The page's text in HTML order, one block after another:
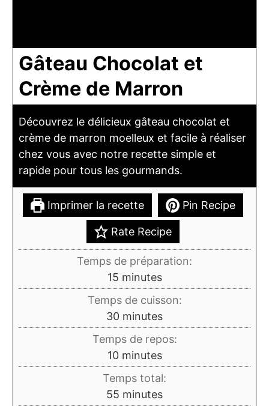
Gâteau Chocolat et
Crème de Marron
Découvrez le délicieux gâteau chocolat et
crème de marron moelleux et facile à réaliser
chez vous avec notre recette simple et
rapide pour tous les gourmands.
Imprimer la recette Pin Recipe
Rate Recipe
Temps de préparation:
15minutes
minutes
Temps de cuisson:
30minutes
minutes
Temps de repos:
10minutes
minutes
Temps total:
55 minutes
minutes